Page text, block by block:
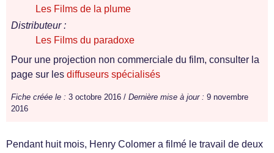
Les Films de la plume
Distributeur :
Les Films du paradoxe
Pour une projection non commerciale du film, consulter la
page sur les diffuseurs spécialisés
Fiche créée le : 3 octobre 2016 / Dernière mise à jour : 9 novembre
2016
Pendant huit mois, Henry Colomer a filmé le travail de deux